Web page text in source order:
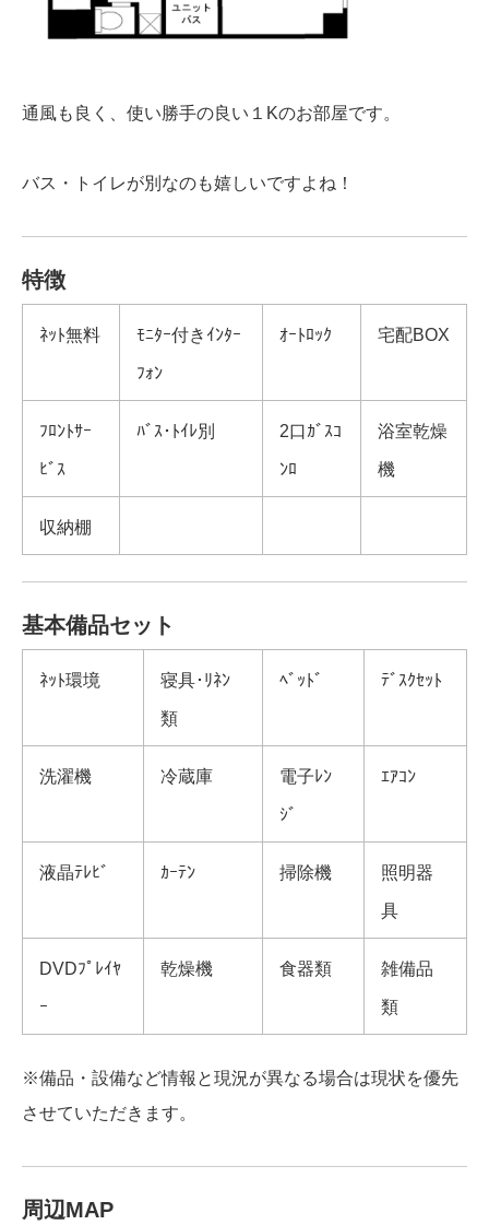
通風も良く、使い勝手の良い１Kのお部屋です。
バス・トイレが別なのも嬉しいですよね！
特徴
ﾈｯﾄ無料 ﾓﾆﾀｰ付きｲﾝﾀｰ
ﾌｫﾝ
ｵｰﾄﾛｯｸ 宅配BOX
ﾌﾛﾝﾄｻｰ
ﾋﾞｽ
ﾊﾞｽ･ﾄｲﾚ別 2口ｶﾞｽｺ
ﾝﾛ
浴室乾燥
機
収納棚
基本備品セット
ﾈｯﾄ環境 寝具･ﾘﾈﾝ
類
ﾍﾞｯﾄﾞ ﾃﾞｽｸｾｯﾄ
洗濯機 冷蔵庫 電子ﾚﾝ
ｼﾞ
ｴｱｺﾝ
液晶ﾃﾚﾋﾞ ｶｰﾃﾝ 掃除機 照明器
具
DVDﾌﾟﾚｲﾔ
ｰ
乾燥機 食器類 雑備品
類
※備品・設備など情報と現況が異なる場合は現状を優先
させていただきます。
周辺MAP